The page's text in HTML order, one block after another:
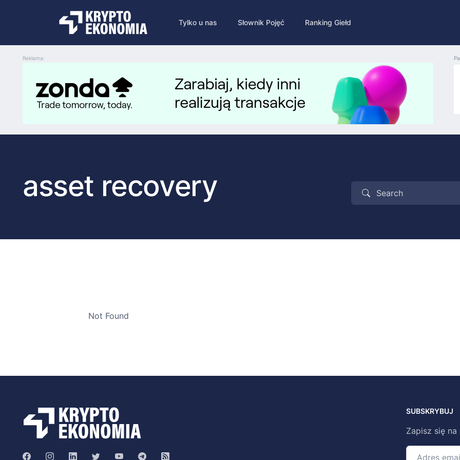
Tylko u nas Słownik Pojęć Ranking Giełd
Reklama:
asset recovery
Not Found
SUBSKRYBUJ
Zapisz się